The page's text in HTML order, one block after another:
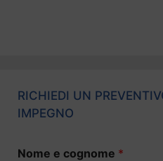
RICHIEDI UN
IMPEGNO
Nome e cognome *